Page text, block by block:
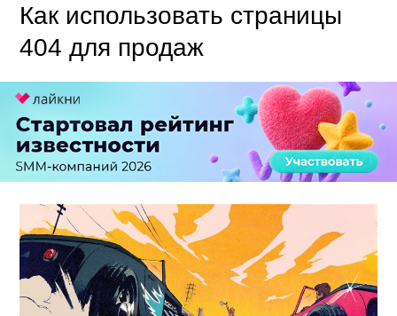
Как использовать страницы
404 для продаж